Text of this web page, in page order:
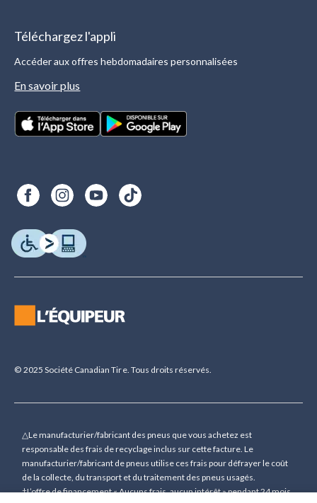
Téléchargez l'appli
Accéder aux offres hebdomadaires personnalisées
En savoir plus
© 2025 Société Canadian Tire. Tous droits réservés.
△Le manufacturier/fabricant des pneus que vous achetez est
responsable des frais de recyclage inclus sur cette facture. Le
manufacturier/fabricant de pneus utilise ces frais pour défrayer le coût
de la collecte, du transport et du traitement des pneus usagés.
†L’offre de financement « Aucuns frais, aucun intérêt » pendant 24 mois